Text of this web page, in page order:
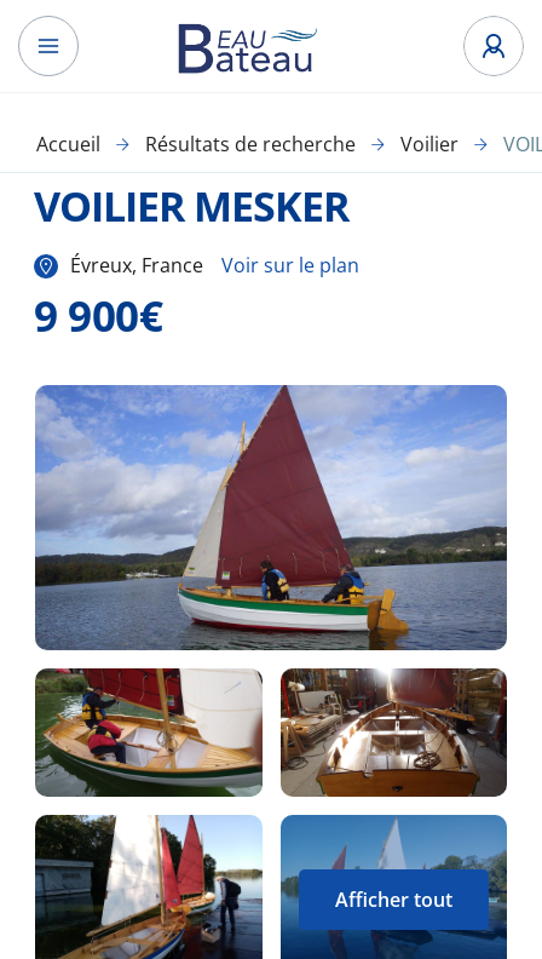
Accueil Résultats de recherche Voilier
VOILIER MESKER
Évreux, France Voir sur le plan
9 900€
Afficher tout